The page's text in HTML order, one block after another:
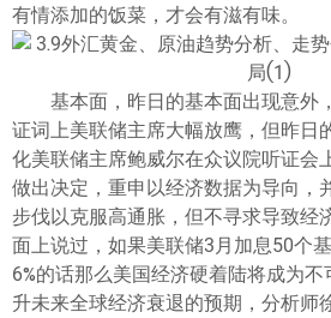
ไทย
有情添加的饭菜，才会有滋有味。
基本面，昨日的基本面出现意外
证词上美联储主席大幅放鹰，但昨日
化美联储主席鲍威尔在众议院听证会
做出决定，重申以经济数据为导向，
步伐以克服高通胀，但不寻求导致经
面上说过，如果美联储3月加息50个
6%的话那么美国经济硬着陆将成为
升未来全球经济衰退的预期，分析师